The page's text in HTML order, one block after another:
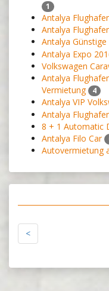
1
Antalya
Antalya
Antalya
Antalya Expo
Volkswagen
Antalya
Vermietung
4
Antalya VIP
Antalya
8 + 1 Automatic
Antalya Filo Car
Autovermietung
<